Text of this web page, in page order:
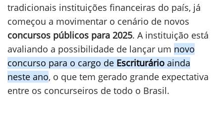
tradicionais instituições financeiras do país, já
começou a movimentar o cenário de novos
concursos públicos para 2025. A instituição está
avaliando a possibilidade de lançar um novo
concurso para o cargo de Escriturário ainda
neste ano, o que tem gerado grande expectativa
entre os concurseiros de todo o Brasil.